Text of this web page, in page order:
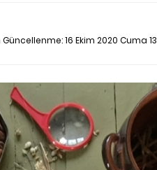
Güncellenme:16 Ekim 2020 Cuma